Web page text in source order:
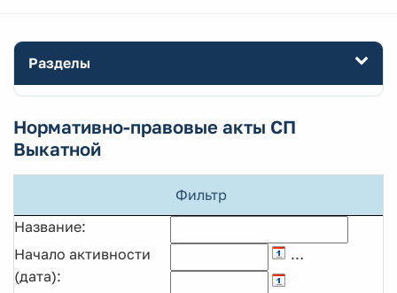
Разделы
Нормативно-правовые акты СП
Выкатной
Фильтр
Название:
Начало активности
(дата):
…